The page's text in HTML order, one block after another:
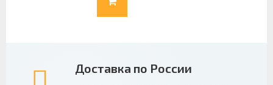
Доставка по России